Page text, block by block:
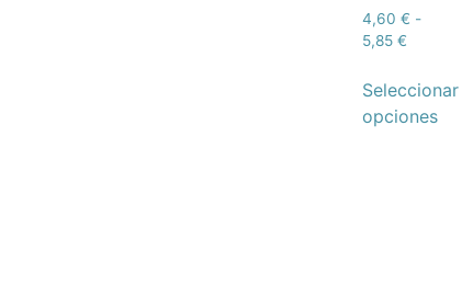
4,60€ -
5,85€
Seleccionar
opciones